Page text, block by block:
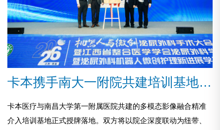
卡本携手南大一附院共建培训基地 泌尿精准介入再升级
卡本医疗与南昌大学第一附属医院共建的多模态影像融合精准
介入培训基地正式授牌落地。双方将以院企深度联动为纽带、